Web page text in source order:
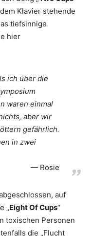
Klavier stehende
tiefsinnige
hier
ich über die
waren einmal
aber wir
gefährlich.
in zwei
Rosie
auf
„Eight Of Cups“
toxischen Personen
die „Flucht